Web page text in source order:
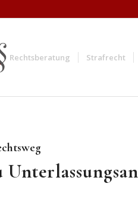
Rechtsberatung Strafrecht